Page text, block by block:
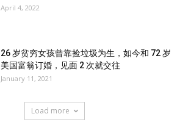
April 4, 2022
26 岁贫穷女孩曾靠捡垃圾为生，如今和 72 岁
美国富翁订婚，见面 2 次就交往
January 11, 2021
Load more